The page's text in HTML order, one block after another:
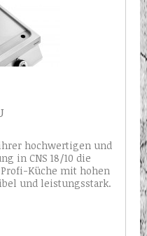
hochwertigen und
in CNS 18/10 die
Küche mit hohen
und leistungsstark.